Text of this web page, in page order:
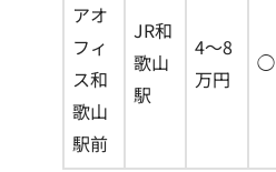
アオ
フィ
ス和
歌山
駅前
JR和
歌山
駅
4〜8
万円
◯